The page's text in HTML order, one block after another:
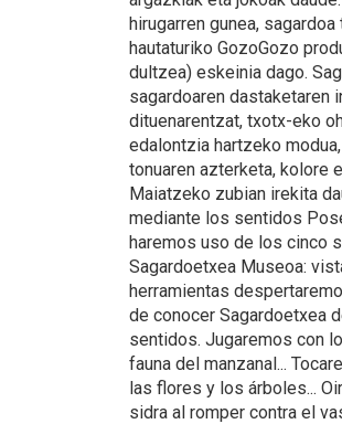
hirugarren gunea,
hautaturiko GozoGozo
dultzea) eskeinia dago.
sagardoaren dastaketaren
dituenarentzat, txotx-eko
edalontzia hartzeko
tonuaren azterketa, kolore
Maiatzeko zubian irekita
mediante los sentidos
haremos uso de los cinco
Sagardoetxea Museoa:
herramientas
de conocer Sagardoetxea
sentidos. Jugaremos con
fauna del manzanal...
las flores y los árboles...
sidra al romper contra el